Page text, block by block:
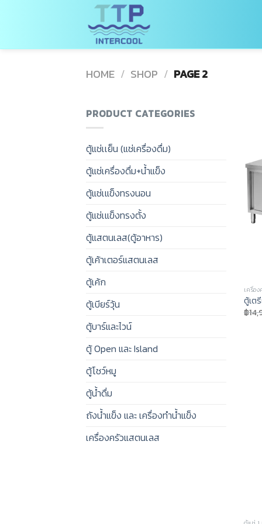
HOME / SHOP / PAGE 2
PRODUCT CATEGORIES
ตู้แช่เเย็น (แช่เครื่องดื่ม)
ตู้แช่เครื่องดื่ม+น้ำแข็ง
ตู้แช่เแข็งทรงนอน
ตู้แช่เแข็งทรงตั้ง
ตู้แสตนเลส(ตู้อาหาร)
ตู้เค้าเตอร์แสตนเลส
ตู้เค้ก
ตู้เบียร์วุ้น
ตู้บาร์และไวน์
ตู้ Open และ Island
ตู้โชว์หมู
ตู้น้ำดื่ม
ถังน้ำแข็ง และ เครื่องทำน้ำแข็ง
เครื่องครัวแสตนเลส
เครื่อ
ตู้เต
฿